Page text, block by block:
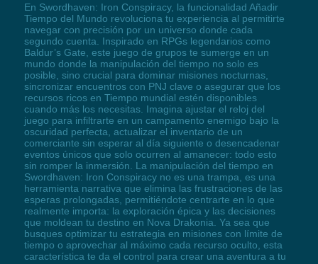
En Swordhaven: Iron Conspiracy, la funcionalidad Añadir
Tiempo del Mundo revoluciona tu experiencia al permitirte
navegar con precisión por un universo donde cada
segundo cuenta. Inspirado en RPGs legendarios como
Baldur’s Gate, este juego de grupos te sumerge en un
mundo donde la manipulación del tiempo no solo es
posible, sino crucial para dominar misiones nocturnas,
sincronizar encuentros con PNJ clave o asegurar que los
recursos ricos en Tiempo mundial estén disponibles
cuando más los necesitas. Imagina ajustar el reloj del
juego para infiltrarte en un campamento enemigo bajo la
oscuridad perfecta, actualizar el inventario de un
comerciante sin esperar al día siguiente o desencadenar
eventos únicos que solo ocurren al amanecer: todo esto
sin romper la inmersión. La manipulación del tiempo en
Swordhaven: Iron Conspiracy no es una trampa, es una
herramienta narrativa que elimina las frustraciones de las
esperas prolongadas, permitiéndote centrarte en lo que
realmente importa: la exploración épica y las decisiones
que moldean tu destino en Nova Drakonia. Ya sea que
busques optimizar tu estrategia en misiones con límite de
tiempo o aprovechar al máximo cada recurso oculto, esta
característica te da el control para crear una aventura a tu